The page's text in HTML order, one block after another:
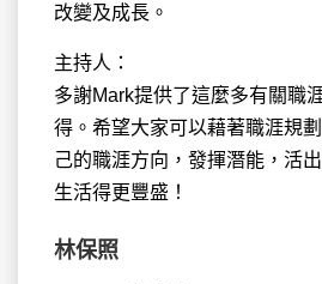
改變及成長。
主持人：
多謝Mark提供了這麼多有關職
得。希望大家可以藉著職涯規
己的職涯方向，發揮潛能，活
生活得更豐盛！
林保照